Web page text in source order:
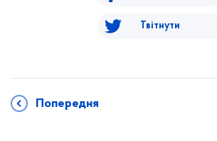
Твітнути
Попередня